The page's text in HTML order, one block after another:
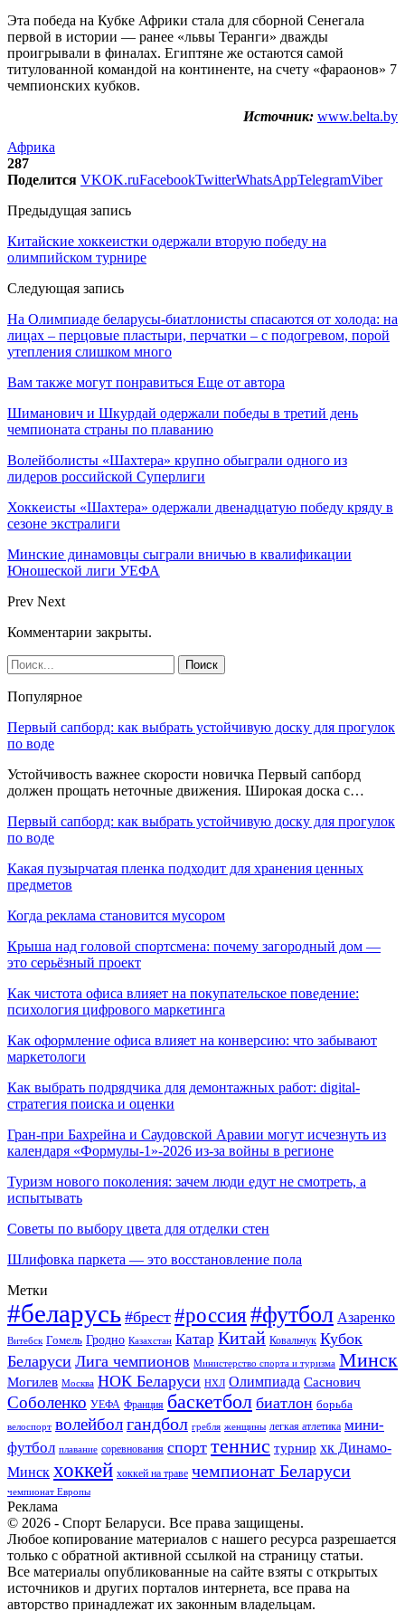
Эта победа на Кубке Африки стала для сборной Сенегала
первой в истории — ранее «львы Теранги» дважды
проигрывали в финалах. Египтяне же остаются самой
титулованной командой на континенте, на счету «фараонов» 7
чемпионских кубков.
Источник: www.belta.by
Африка
287
Поделится VKOK.ruFacebookTwitterWhatsAppTelegramViber
Предыдущая запись
Китайские хоккеистки одержали вторую победу на
олимпийском турнире
Следующая запись
На Олимпиаде беларусы-биатлонисты спасаются от холода: на
лицах – перцовые пластыри, перчатки – с подогревом, порой
утепления слишком много
Вам также могут понравиться Еще от автора
Шиманович и Шкурдай одержали победы в третий день
чемпионата страны по плаванию
Волейболисты «Шахтера» крупно обыграли одного из
лидеров российской Суперлиги
Хоккеисты «Шахтера» одержали двенадцатую победу кряду в
сезоне экстралиги
Минские динамовцы сыграли вничью в квалификации
Юношеской лиги УЕФА
Prev Next
Комментарии закрыты.
Популярное
Первый сапборд: как выбрать устойчивую доску для прогулок
по воде
Устойчивость важнее скорости новичка Первый сапборд
должен прощать неточные движения. Широкая доска с…
Первый сапборд: как выбрать устойчивую доску для прогулок
по воде
Какая пузырчатая пленка подходит для хранения ценных
предметов
Когда реклама становится мусором
Крыша над головой спортсмена: почему загородный дом —
это серьёзный проект
Как чистота офиса влияет на покупательское поведение:
психология цифрового маркетинга
Как оформление офиса влияет на конверсию: что забывают
маркетологи
Как выбрать подрядчика для демонтажных работ: digital-
стратегия поиска и оценки
Гран-при Бахрейна и Саудовской Аравии могут исчезнуть из
календаря «Формулы-1»-2026 из-за войны в регионе
Туризм нового поколения: зачем люди едут не смотреть, а
испытывать
Советы по выбору цвета для отделки стен
Шлифовка паркета — это восстановление пола
Метки
#беларусь #брест #россия#футбол Азаренко
Витебск Гомель Гродно Казахстан Катар Китай Ковальчук Кубок
Беларуси Лига чемпионов Министерство спорта и туризма Минск
Могилев Москва НОК Беларуси НХЛ Олимпиада Саснович
Соболенко УЕФА Франция баскетбол биатлон борьба
велоспорт волейболгандбол гребля женщины легкая атлетика мини-
футбол плавание соревнования спорт теннис турнир хк Динамо-
Минск хоккей хоккей на траве чемпионат Беларуси
чемпионат Европы
Реклама
© 2026 - Спорт Беларуси. Все права защищены.
Любое копирование материалов с нашего ресурса разрешается
только с обратной активной ссылкой на страницу статьи.
Все материалы опубликованные на сайте взяты с открытых
источников и других порталов интернета, все права на
авторство принадлежат их законным владельцам.